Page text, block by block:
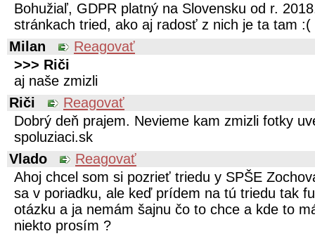
Bohužiaľ, GDPR platný na Slovensku od r.
stránkach tried, ako aj radosť z nich je ta tam :(
Milan
Reagovať
>>> Riči
aj naše zmizli
Riči
Reagovať
Dobrý deň prajem. Nevieme kam zmizli fotky
spoluziaci.sk
Vlado
Reagovať
Ahoj chcel som si pozrieť triedu y SPŠE
sa v poriadku, ale keď prídem na tú triedu tak
otázku a ja nemám šajnu čo to chce a kde to
niekto prosím ?